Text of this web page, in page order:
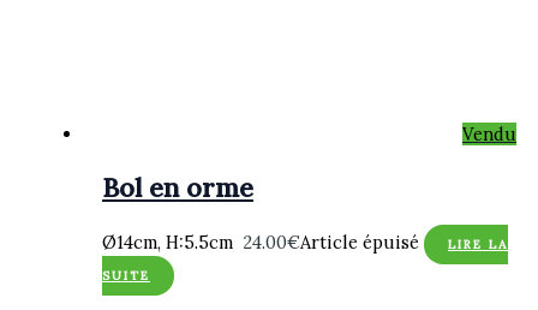
Vendu
Bol en orme
Ø14cm, H:5.5cm 24.00€Article épuisé
LIRE LA
SUITE